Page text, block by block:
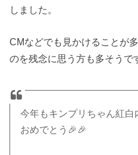
しました。
CMなどでも見かけることが
のを残念に思う方も多そうで
今年もキンプリちゃん紅白
おめでとう🎉🎉